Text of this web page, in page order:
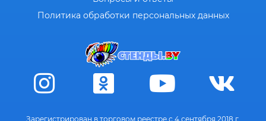
Политика обработки персональных данных
Зарегистрирован в торговом реестре с 4 сентября 2018 г.